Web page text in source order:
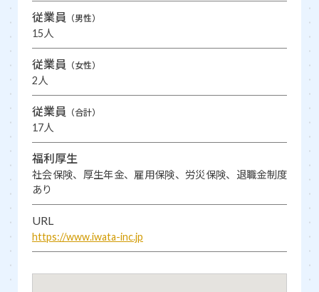
従業員 （男性）
15人
従業員 （女性）
2人
従業員 （合計）
17人
福利厚生
社会保険、厚生年金、雇用保険、労災保険、退職金制度
あり
URL
https://www.iwata-inc.jp